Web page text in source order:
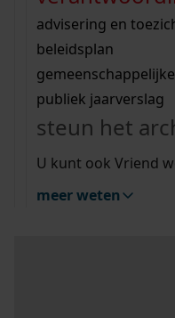
bouwvergunningen
vergunningen
beeld en geluid
uitleg nodig?
Wij helpen u op weg
bekijk alle zoektips
Wij helpen u op
bekijk alle zoektips
bekijk ons
advisering en
beleidsplan
publiek jaarverslag
steun het
U kunt ook Vriend
meer weten
Mijn Studiezaal